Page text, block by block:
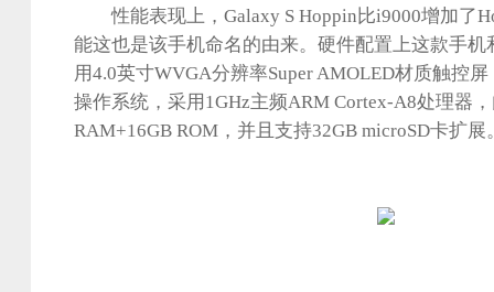
性能表现上，Galaxy S Hoppin比i9000增加了
能这也是该手机命名的由来。硬件配置上这款手机
用4.0英寸WVGA分辨率Super AMOLED材质触控
操作系统，采用1GHz主频ARM Cortex-A8处理器
RAM+16GB ROM，并且支持32GB microSD卡扩展